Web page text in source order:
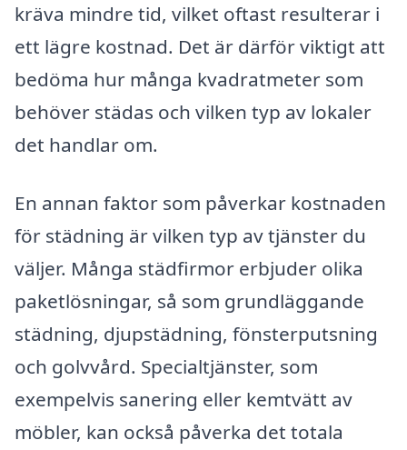
kräva mindre tid, vilket oftast resulterar i
ett lägre kostnad. Det är därför viktigt att
bedöma hur många kvadratmeter som
behöver städas och vilken typ av lokaler
det handlar om.
En annan faktor som påverkar kostnaden
för städning är vilken typ av tjänster du
väljer. Många städfirmor erbjuder olika
paketlösningar, så som grundläggande
städning, djupstädning, fönsterputsning
och golvvård. Specialtjänster, som
exempelvis sanering eller kemtvätt av
möbler, kan också påverka det totala